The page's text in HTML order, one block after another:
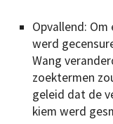
Opvallend:
werd
Wang
zoektermen
geleid dat de
kiem werd